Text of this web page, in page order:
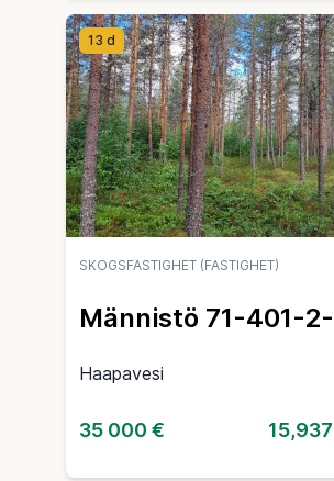
13 d
SKOGSFASTIGHET (FASTIGHET)
Männistö 71-401-
Haapavesi
35 000 €